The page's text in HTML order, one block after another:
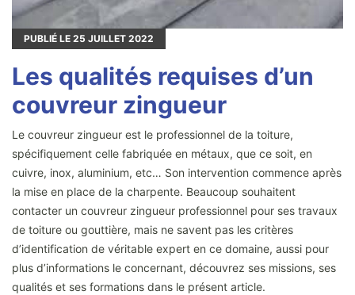
PUBLIÉ LE 25 JUILLET 2022
Les qualités requises d’un
couvreur zingueur
Le couvreur zingueur est le professionnel de la toiture,
spécifiquement celle fabriquée en métaux, que ce soit, en
cuivre, inox, aluminium, etc… Son intervention commence après
la mise en place de la charpente. Beaucoup souhaitent
contacter un couvreur zingueur professionnel pour ses travaux
de toiture ou gouttière, mais ne savent pas les critères
d’identification de véritable expert en ce domaine, aussi pour
plus d’informations le concernant, découvrez ses missions, ses
qualités et ses formations dans le présent article.